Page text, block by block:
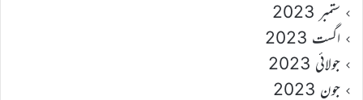
ستمبر 2023
اگست 2023
جولائی 2023
جون 2023